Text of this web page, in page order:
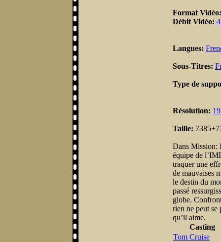
Format
Débit Vidéo:
Langues:
Sous-Titres:
Type de
Résolution:
Taille:
Dans Mission:
équipe de
traquer une
de mauvaises
le destin du
passé
globe.
rien ne peut se
qu’il aime.
Casting
Tom Cruise